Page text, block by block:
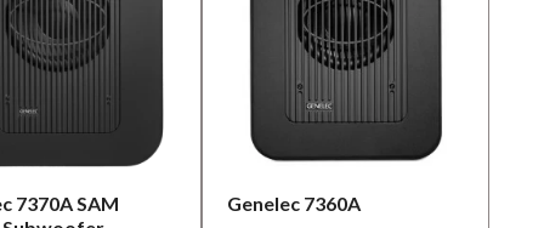
7370A SAM
Genelec 7360A